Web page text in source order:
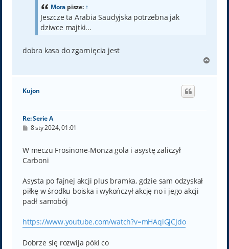
Mora pisze: ↑
Jeszcze ta Arabia Saudyjska potrzebna jak
dziwce majtki...
dobra kasa do zgarnięcia jest
g
Kujon
Re: Serie A
P
t
8 sty 2024, 01:01
W meczu Frosinone-Monza gola i asystę zaliczył
Carboni
Asysta po fajnej akcji plus bramka, gdzie sam odzyskał
piłkę w środku boiska i wykończył akcję no i jego akcji
padł samobój
https://www.youtube.com/watch?v=mHAqiGjCJdo
Dobrze się rozwija póki co